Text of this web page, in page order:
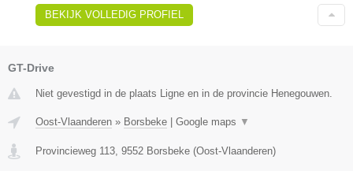
BEKIJK VOLLEDIG PROFIEL
GT-Drive
Niet gevestigd in de plaats Ligne en in de provincie Henegouwen.
Oost-Vlaanderen » Borsbeke Google maps ▼
Provincieweg 113, 9552 Borsbeke (Oost-Vlaanderen)